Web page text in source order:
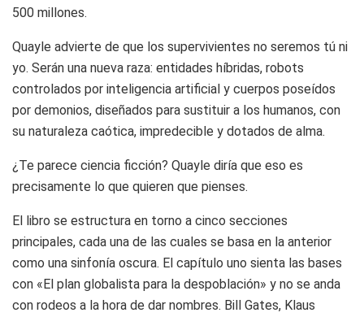
500 millones.
Quayle advierte de que los supervivientes no seremos tú ni
yo. Serán una nueva raza: entidades híbridas, robots
controlados por inteligencia artificial y cuerpos poseídos
por demonios, diseñados para sustituir a los humanos, con
su naturaleza caótica, impredecible y dotados de alma.
¿Te parece ciencia ficción? Quayle diría que eso es
precisamente lo que quieren que pienses.
El libro se estructura en torno a cinco secciones
principales, cada una de las cuales se basa en la anterior
como una sinfonía oscura. El capítulo uno sienta las bases
con «El plan globalista para la despoblación» y no se anda
con rodeos a la hora de dar nombres. Bill Gates, Klaus